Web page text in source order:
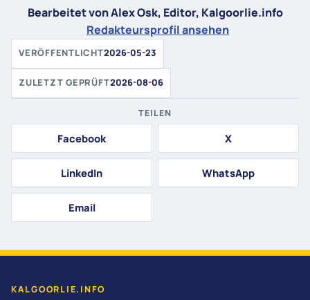
Bearbeitet von Alex Osk, Editor, Kalgoorlie.info
Redakteursprofil ansehen
VERÖFFENTLICHT2026-05-23
ZULETZT GEPRÜFT2026-08-06
TEILEN
Facebook X
LinkedIn WhatsApp
Email
KALGOORLIE.INFO